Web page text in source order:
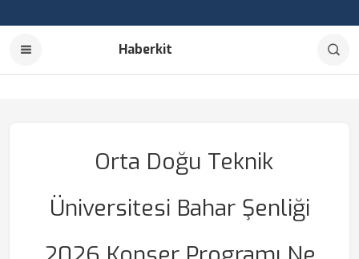
Haberkit
Orta Doğu Teknik
Üniversitesi Bahar Şenliği